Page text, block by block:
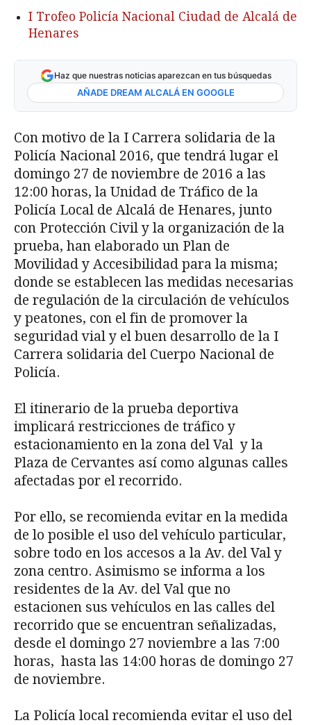
I Trofeo Policía Nacional Ciudad de Alcalá de
Henares
Haz que nuestras noticias aparezcan en tus búsquedas
AÑADE DREAM ALCALÁ EN GOOGLE
Con motivo de la I Carrera solidaria de la
Policía Nacional 2016, que tendrá lugar el
domingo 27 de noviembre de 2016 a las
12:00 horas, la Unidad de Tráfico de la
Policía Local de Alcalá de Henares, junto
con Protección Civil y la organización de la
prueba, han elaborado un Plan de
Movilidad y Accesibilidad para la misma;
donde se establecen las medidas necesarias
de regulación de la circulación de vehículos
y peatones, con el fin de promover la
seguridad vial y el buen desarrollo de la I
Carrera solidaria del Cuerpo Nacional de
Policía.
El itinerario de la prueba deportiva
implicará restricciones de tráfico y
estacionamiento en la zona del Val y la
Plaza de Cervantes así como algunas calles
afectadas por el recorrido.
Por ello, se recomienda evitar en la medida
de lo posible el uso del vehículo particular,
sobre todo en los accesos a la Av. del Val y
zona centro. Asimismo se informa a los
residentes de la Av. del Val que no
estacionen sus vehículos en las calles del
recorrido que se encuentran señalizadas,
desde el domingo 27 noviembre a las 7:00
horas, hasta las 14:00 horas de domingo 27
de noviembre.
La Policía local recomienda evitar el uso del